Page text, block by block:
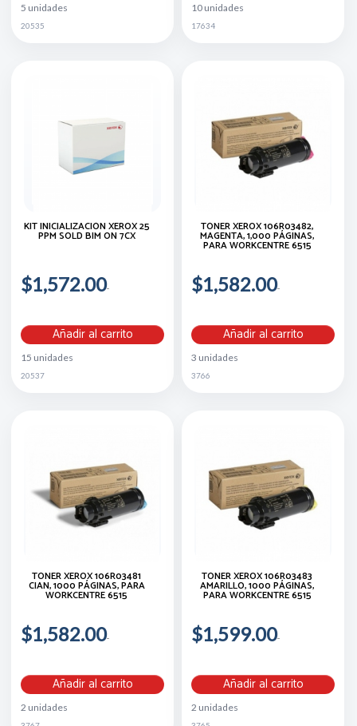
5 unidades
20535
10 unidades
17634
KIT INICIALIZACIÓN XEROX 25
PPM SOLD BIM ON 7CX
$1,572.00
Añadir al carrito
15 unidades
20537
TÓNER XEROX 106R03482,
MAGENTA, 1,000 PÁGINAS,
PARA WORKCENTRE 6515
$1,582.00
Añadir al carrito
3 unidades
3766
TÓNER XEROX 106R03481
CIAN, 1000 PÁGINAS, PARA
WORKCENTRE 6515
$1,582.00
Añadir al carrito
2 unidades
TÓNER XEROX 106R03483
AMARILLO, 1000 PÁGINAS,
PARA WORKCENTRE 6515
$1,599.00
Añadir al carrito
2 unidades